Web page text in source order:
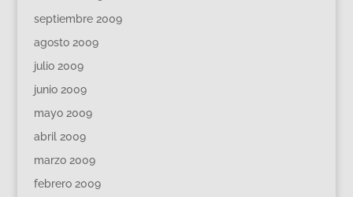
septiembre 2009
agosto 2009
julio 2009
junio 2009
mayo 2009
abril 2009
marzo 2009
febrero 2009